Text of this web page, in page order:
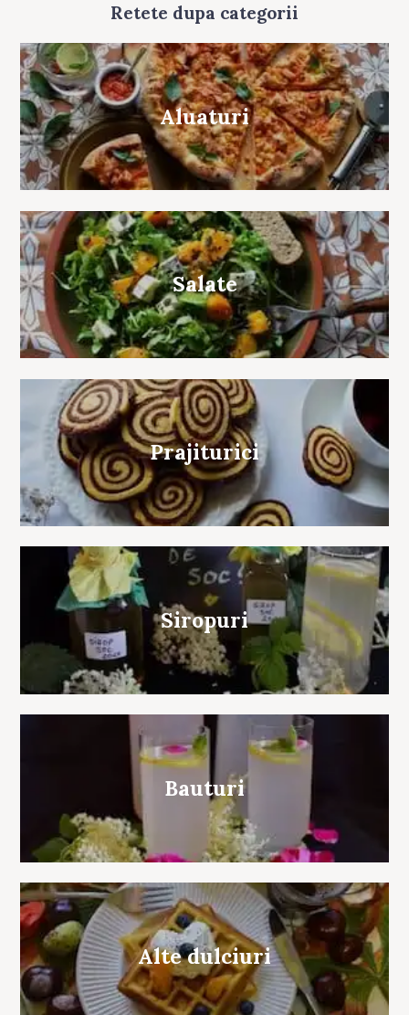
Retete dupa categorii
Aluaturi
Salate
Prajiturici
Siropuri
Bauturi
Alte dulciuri